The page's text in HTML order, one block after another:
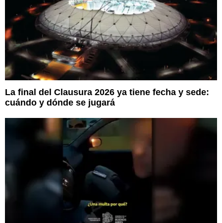
La final del Clausura 2026 ya tiene fecha y sede:
cuándo y dónde se jugará